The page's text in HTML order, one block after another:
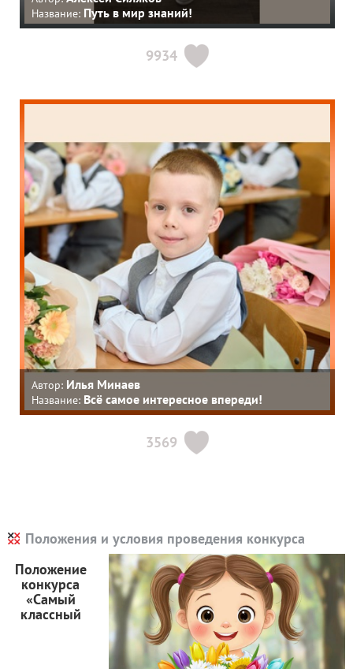
Название: Путь в мир знаний!
9934
Автор: Илья Минаев
Название: Всё самое интересное впереди!
3569
Положения и условия проведения конкурса
Положение
конкурса
«Самый
классный